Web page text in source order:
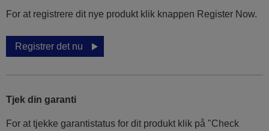
For at registrere dit nye produkt klik knappen Register Now.
Registrer det nu
Tjek din garanti
For at tjekke garantistatus for dit produkt klik på "Check